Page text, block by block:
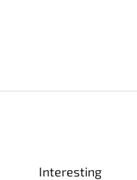
Interesting